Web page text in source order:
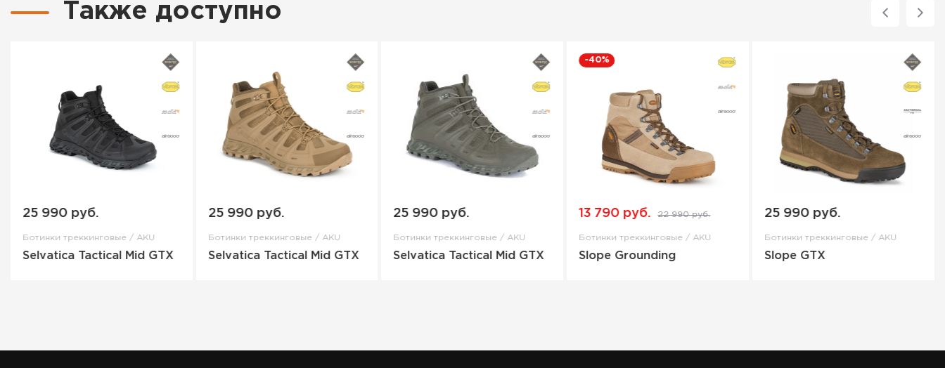
Также доступно
25 990 руб.
Ботинки треккинговые / AKU
Selvatica Tactical Mid GTX
25 990 руб.
Ботинки треккинговые / AKU
Selvatica Tactical Mid GTX
25 990 руб.
Ботинки треккинговые / AKU
Selvatica Tactical Mid GTX
-40%
13 790 руб. 22 990 руб.
Ботинки треккинговые / AKU
Slope Grounding
25 990 руб.
Ботинки треккинговые / AKU
Slope GTX